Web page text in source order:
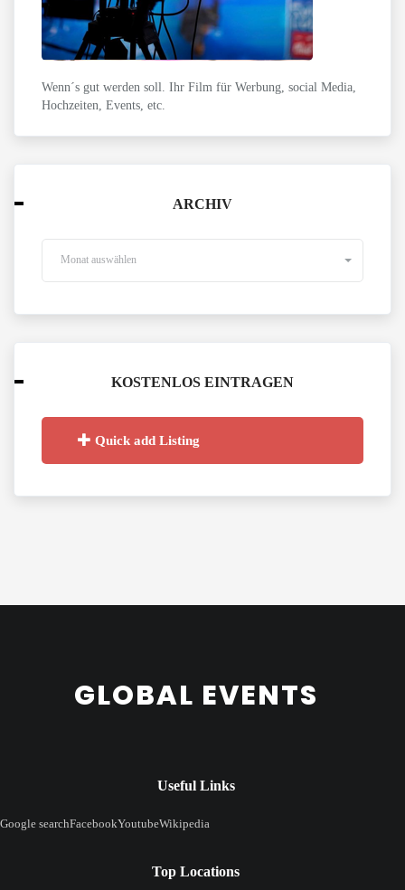
Wenn´s gut werden soll. Ihr Film für Werbung, social Media,
Hochzeiten, Events, etc.
ARCHIV
Monat auswählen
KOSTENLOS EINTRAGEN
Quick add Listing
GLOBAL EVENTS
Useful Links
Google searchFacebookYoutubeWikipedia
Top Locations